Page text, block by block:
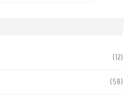
(12)
(58)